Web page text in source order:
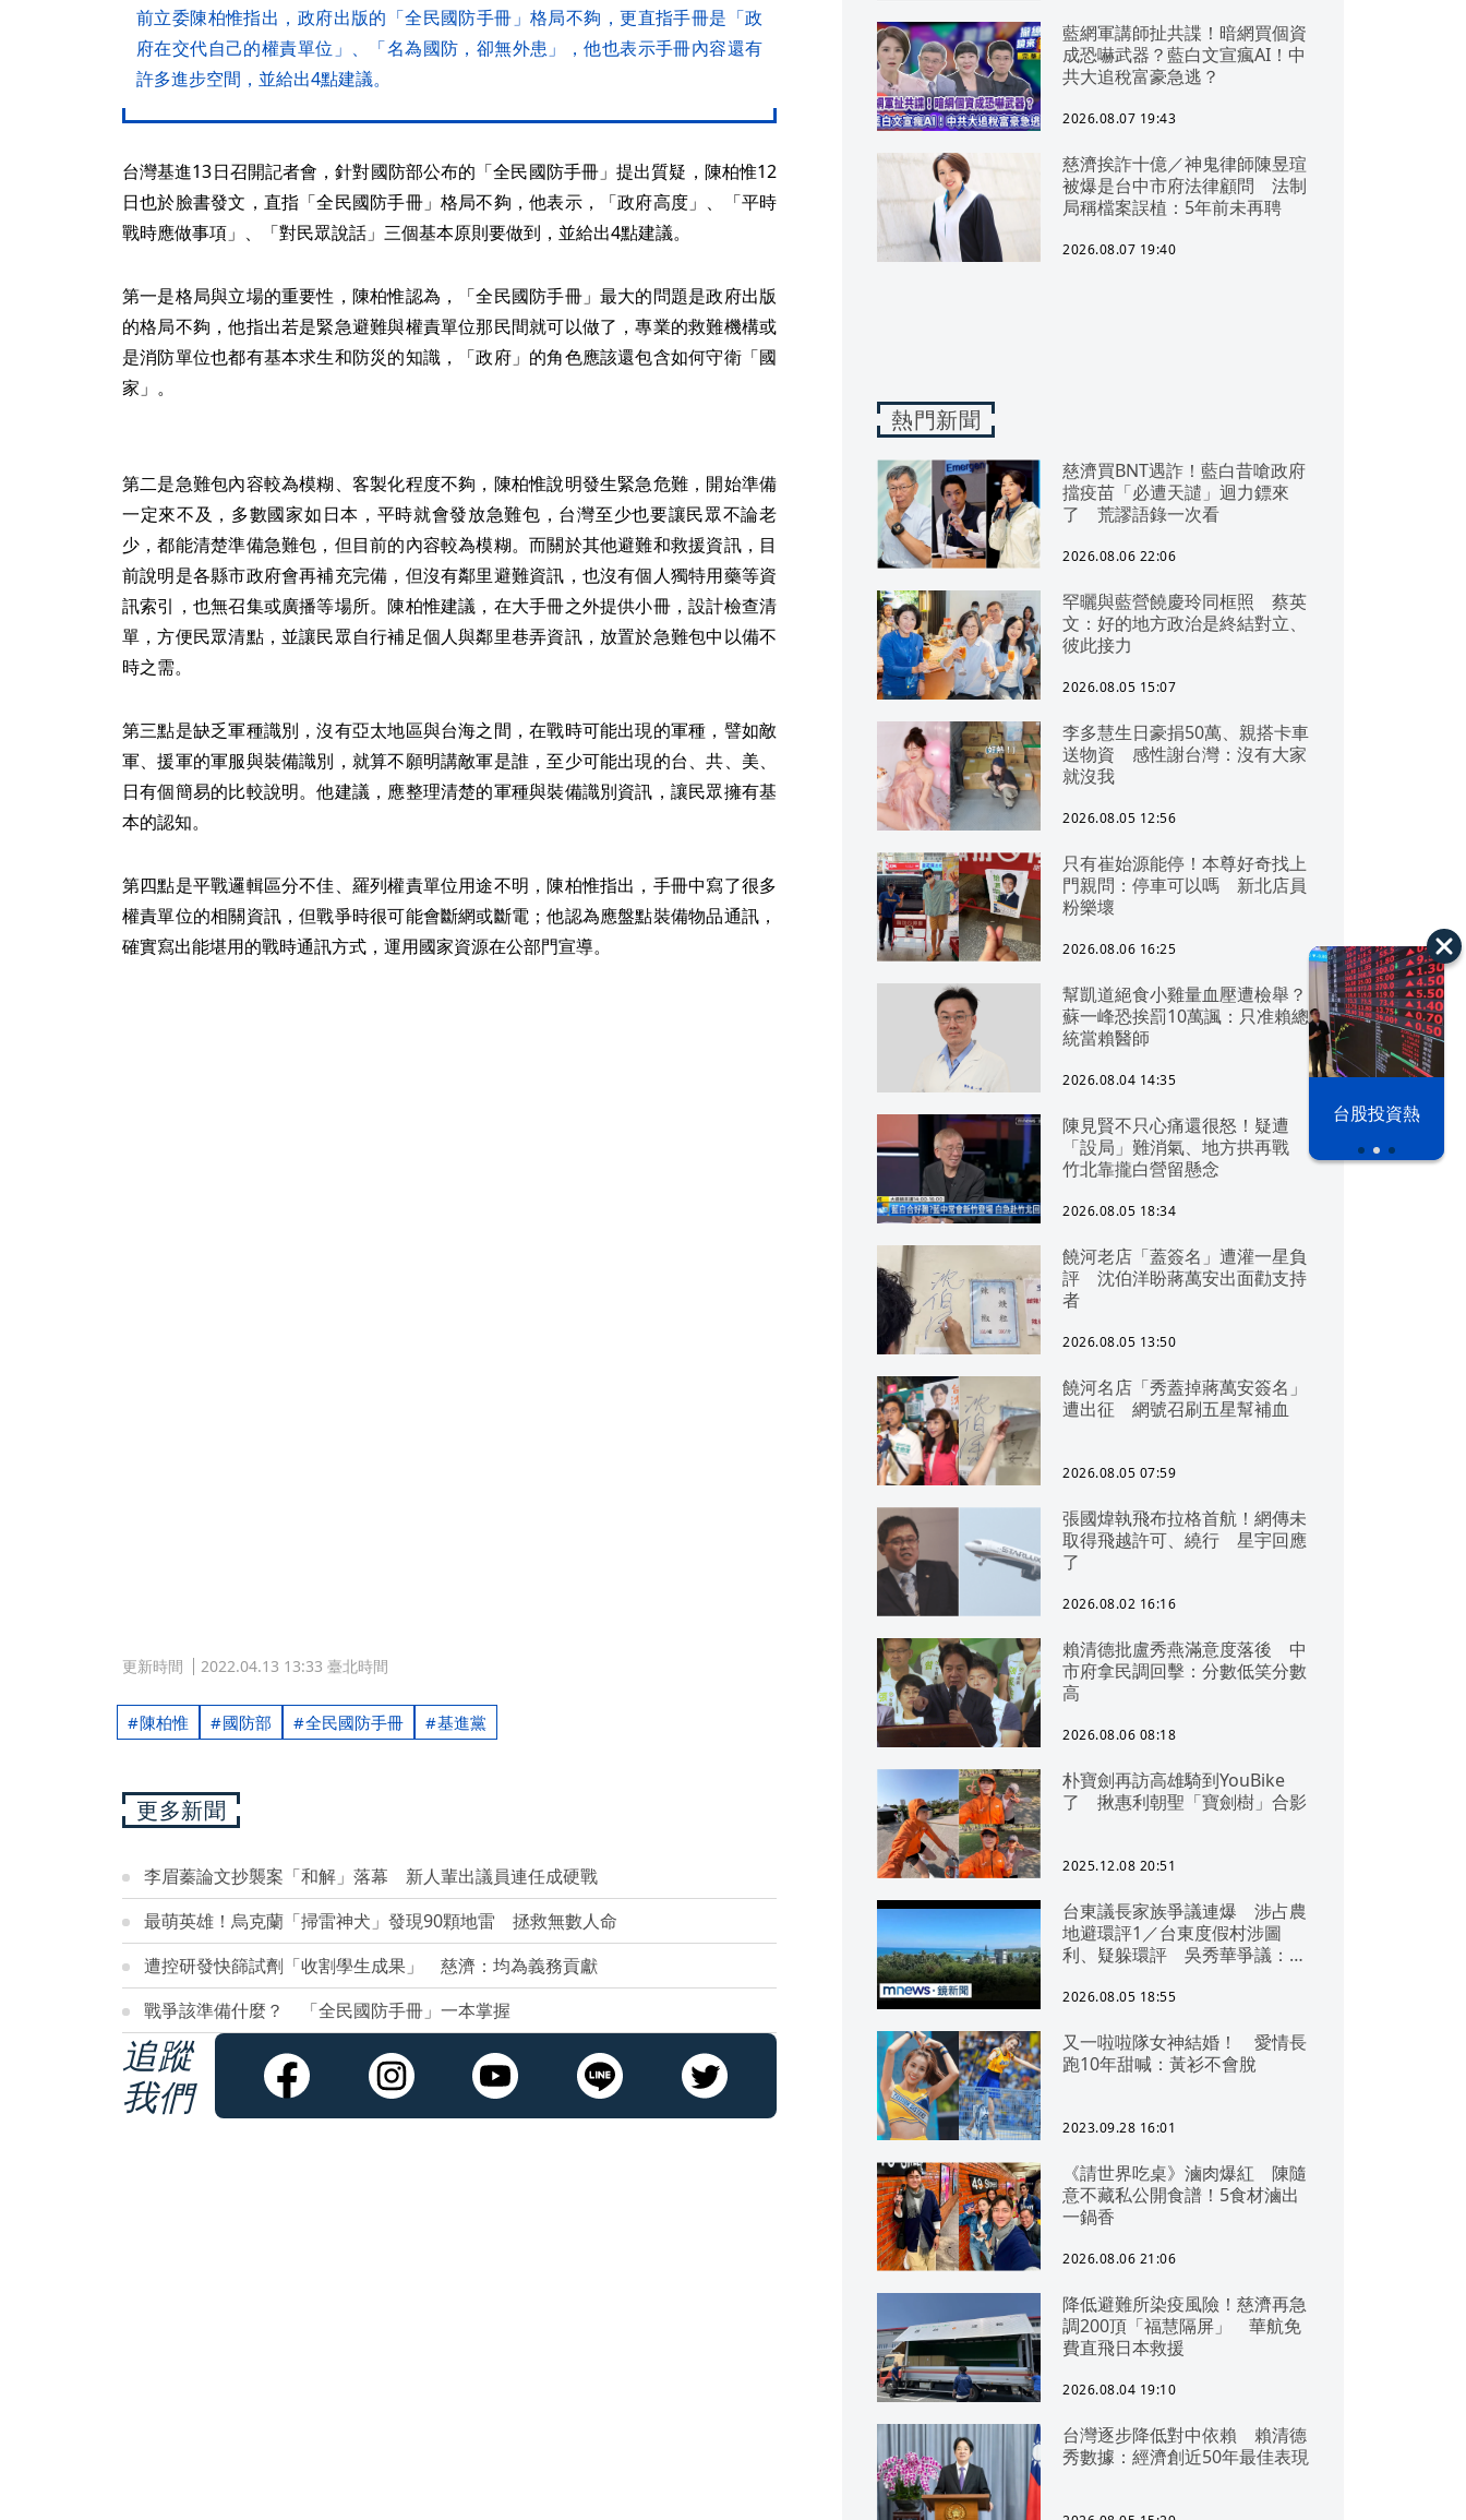
漢光42演習 台股投資熱
前立委陳柏惟指出，政府出版的「全民國防手冊」格局不夠，更直指手冊是「政
府在交代自己的權責單位」、「名為國防，卻無外患」，他也表示手冊內容還有
許多進步空間，並給出4點建議。
台灣基進13日召開記者會，針對國防部公布的「全民國防手冊」提出質疑，陳柏惟12
日也於臉書發文，直指「全民國防手冊」格局不夠，他表示，「政府高度」、「平時
戰時應做事項」、「對民眾說話」三個基本原則要做到，並給出4點建議。
第一是格局與立場的重要性，陳柏惟認為，「全民國防手冊」最大的問題是政府出版
的格局不夠，他指出若是緊急避難與權責單位那民間就可以做了，專業的救難機構或
是消防單位也都有基本求生和防災的知識，「政府」的角色應該還包含如何守衛「國
家」。
第二是急難包內容較為模糊、客製化程度不夠，陳柏惟說明發生緊急危難，開始準備
一定來不及，多數國家如日本，平時就會發放急難包，台灣至少也要讓民眾不論老
少，都能清楚準備急難包，但目前的內容較為模糊。而關於其他避難和救援資訊，目
前說明是各縣市政府會再補充完備，但沒有鄰里避難資訊，也沒有個人獨特用藥等資
訊索引，也無召集或廣播等場所。陳柏惟建議，在大手冊之外提供小冊，設計檢查清
單，方便民眾清點，並讓民眾自行補足個人與鄰里巷弄資訊，放置於急難包中以備不
時之需。
第三點是缺乏軍種識別，沒有亞太地區與台海之間，在戰時可能出現的軍種，譬如敵
軍、援軍的軍服與裝備識別，就算不願明講敵軍是誰，至少可能出現的台、共、美、
日有個簡易的比較說明。他建議，應整理清楚的軍種與裝備識別資訊，讓民眾擁有基
本的認知。
第四點是平戰邏輯區分不佳、羅列權責單位用途不明，陳柏惟指出，手冊中寫了很多
權責單位的相關資訊，但戰爭時很可能會斷網或斷電；他認為應盤點裝備物品通訊，
確實寫出能堪用的戰時通訊方式，運用國家資源在公部門宣導。
更新時間 2022.04.13 13:33 臺北時間
陳柏惟 國防部 全民國防手冊 基進黨
更多新聞
李眉蓁論文抄襲案「和解」落幕 新人輩出議員連任成硬戰
最萌英雄！烏克蘭「掃雷神犬」發現90顆地雷 拯救無數人命
遭控研發快篩試劑「收割學生成果」 慈濟：均為義務貢獻
戰爭該準備什麼？ 「全民國防手冊」一本掌握
追蹤
我們
藍網軍講師扯共諜！暗網買個資
成恐嚇武器？藍白文宣瘋AI！中
共大追稅富豪急逃？
2026.08.07 19:43
慈濟挨詐十億／神鬼律師陳昱瑄
被爆是台中市府法律顧問 法制
局稱檔案誤植：5年前未再聘
2026.08.07 19:40
熱門新聞
慈濟買BNT遇詐！藍白昔嗆政府
擋疫苗「必遭天譴」迴力鏢來
了 荒謬語錄一次看
2026.08.06 22:06
罕曬與藍營饒慶玲同框照 蔡英
文：好的地方政治是終結對立、
彼此接力
2026.08.05 15:07
李多慧生日豪捐50萬、親搭卡車
送物資 感性謝台灣：沒有大家
就沒我
2026.08.05 12:56
只有崔始源能停！本尊好奇找上
門親問：停車可以嗎 新北店員
粉樂壞
2026.08.06 16:25
幫凱道絕食小雞量血壓遭檢舉？
蘇一峰恐挨罰10萬諷：只准賴總
統當賴醫師
2026.08.04 14:35
陳見賢不只心痛還很怒！疑遭
「設局」難消氣、地方拱再戰
竹北靠攏白營留懸念
2026.08.05 18:34
饒河老店「蓋簽名」遭灌一星負
評 沈伯洋盼蔣萬安出面勸支持
者
2026.08.05 13:50
饒河名店「秀蓋掉蔣萬安簽名」
遭出征 網號召刷五星幫補血
2026.08.05 07:59
張國煒執飛布拉格首航！網傳未
取得飛越許可、繞行 星宇回應
了
2026.08.02 16:16
賴清德批盧秀燕滿意度落後 中
市府拿民調回擊：分數低笑分數
高
2026.08.06 08:18
朴寶劍再訪高雄騎到YouBike
了 揪惠利朝聖「寶劍樹」合影
2025.12.08 20:51
台東議長家族爭議連爆 涉占農
地避環評1／台東度假村涉圖
利、疑躲環評 吳秀華爭議：概
2026.08.05 18:55
又一啦啦隊女神結婚！ 愛情長
跑10年甜喊：黃衫不會脫
2023.09.28 16:01
《請世界吃桌》滷肉爆紅 陳隨
意不藏私公開食譜！5食材滷出
一鍋香
2026.08.06 21:06
降低避難所染疫風險！慈濟再急
調200頂「福慧隔屏」 華航免
費直飛日本救援
2026.08.04 19:10
台灣逐步降低對中依賴 賴清德
秀數據：經濟創近50年最佳表現